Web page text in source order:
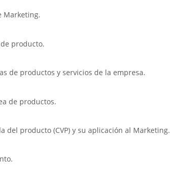
Marketing.
producto.
de productos y servicios de la empresa.
de productos.
del producto (CVP) y su aplicación al Marketing.